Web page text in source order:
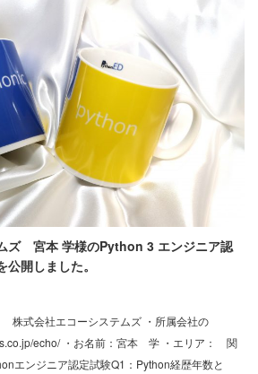
ズ 宮本 学様のPython 3 エンジニア認
開しました。
式会社エコーシステムズ ・所属会社の
echo/ ・お名前：宮本 学 ・エリア： 関
エンジニア認定試験Q1：Python経歴年数と